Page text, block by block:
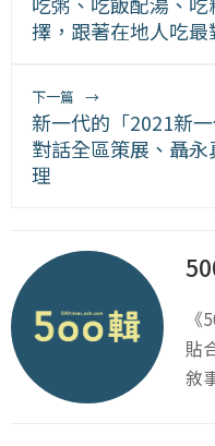
擇，跟著在地人吃最
下一篇 →
新一代的「2021新
對話全區策展、聶
理
貼
敘